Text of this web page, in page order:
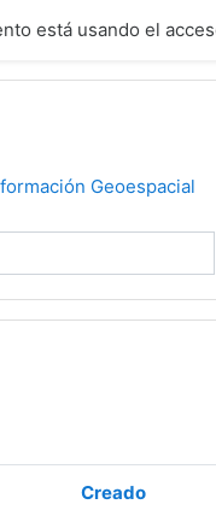
está usando el
Geoespacial
Creado